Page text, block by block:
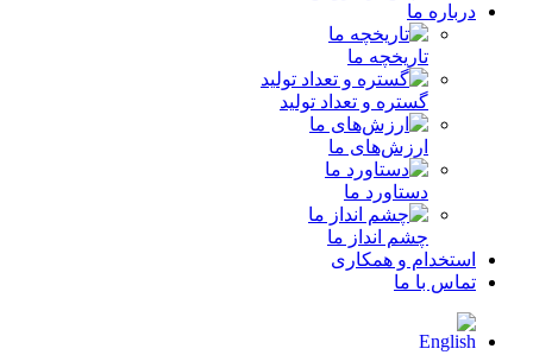
درباره ما
تاریخچه ما
گستره و تعداد تولید
ارزش‌های ما
دستاورد ما
چشم انداز ما
استخدام و همکاری
تماس با ما